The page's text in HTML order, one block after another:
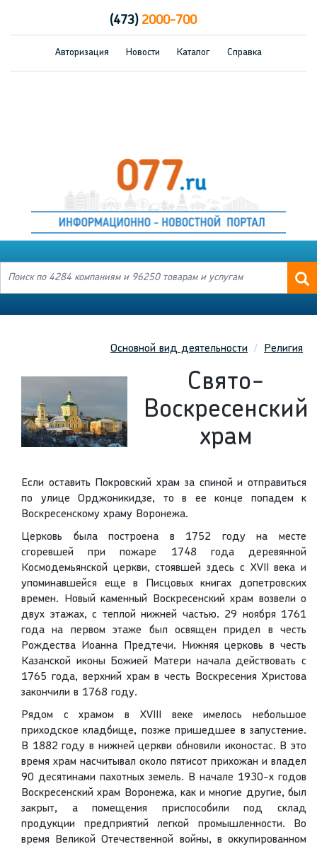
(473)2000-700
Авторизация Новости Каталог Справка
Основной вид деятельности Религия
Свято-
Воскресенский
храм
Если оставить Покровский храм за спиной и отправиться
по улице Орджоникидзе, то в ее конце попадем к
Воскресенскому храму Воронежа.
Церковь была построена в 1752 году на месте
сгоревшей при пожаре 1748 года деревянной
Космодемьянской церкви, стоявшей здесь с XVII века и
упоминавшейся еще в Писцовых книгах допетровских
времен. Новый каменный Воскресенский храм возвели о
двух этажах, с теплой нижней частью. 29 ноября 1761
года на первом этаже был освящен придел в честь
Рождества Иоанна Предтечи. Нижняя церковь в честь
Казанской иконы Божией Матери начала действовать с
1765 года, верхний храм в честь Воскресения Христова
закончили в 1768 году.
Рядом с храмом в XVIII веке имелось небольшое
приходское кладбище, позже пришедшее в запустение.
В 1882 году в нижней церкви обновили иконостас. В это
время храм насчитывал около пятисот прихожан и владел
90 десятинами пахотных земель. В начале 1930-х годов
Воскресенский храм Воронежа, как и многие другие, был
закрыт, а помещения приспособили под склад
продукции предприятий легкой промышленности. Во
время Великой Отечественной войны, в оккупированном